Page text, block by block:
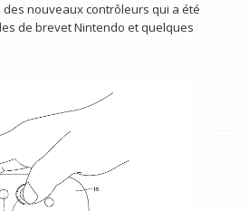
nouveaux contrôleurs qui a été
de brevet Nintendo et quelques